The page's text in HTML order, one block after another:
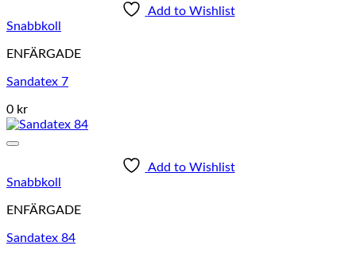
Add to Wishlist
Snabbkoll
ENFÄRGADE
Sandatex 7
0 kr
Add to Wishlist
Snabbkoll
ENFÄRGADE
Sandatex 84